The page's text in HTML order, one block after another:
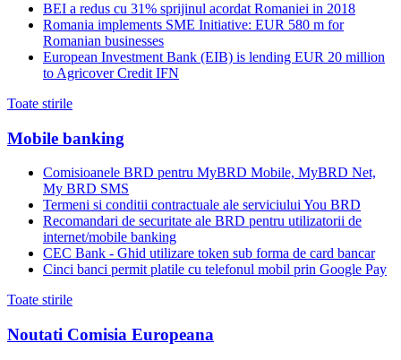
BEI a redus cu 31% sprijinul acordat Romaniei in 2018
Romania implements SME Initiative: EUR 580 m for
Romanian businesses
European Investment Bank (EIB) is lending EUR 20 million
to Agricover Credit IFN
Toate stirile
Mobile banking
Comisioanele BRD pentru MyBRD Mobile, MyBRD Net,
My BRD SMS
Termeni si conditii contractuale ale serviciului You BRD
Recomandari de securitate ale BRD pentru utilizatorii de
internet/mobile banking
CEC Bank - Ghid utilizare token sub forma de card bancar
Cinci banci permit platile cu telefonul mobil prin Google Pay
Toate stirile
Noutati Comisia Europeana